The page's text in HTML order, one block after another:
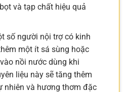
và tạp chất hiệu quả
số người nội trợ có kinh
một ít sá sùng hoặc
nồi nước dùng khi
liệu này sẽ tăng thêm
nhiên và hương thơm đặc